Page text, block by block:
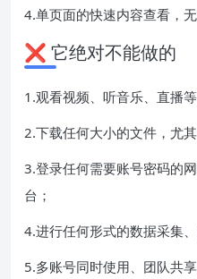
4.单页面的快速内容查看，无
❌ 它绝对不能做的
1.观看视频、听音乐、直播
2.下载任何大小的文件，尤
3.登录任何需要账号密码的
台；
4.进行任何形式的数据采集
5.多账号同时使用、团队共享